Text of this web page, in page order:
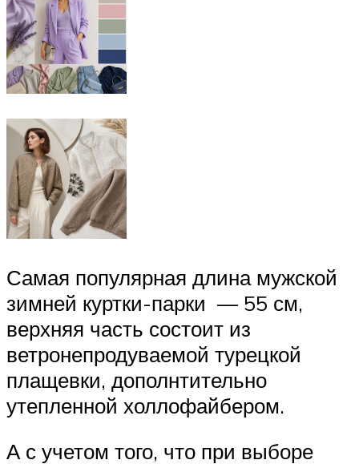
Самая популярная длина мужской
зимней куртки-парки — 55 см,
верхняя часть состоит из
ветронепродуваемой турецкой
плащевки, дополнтительно
утепленной холлофайбером.
А с учетом того, что при выборе